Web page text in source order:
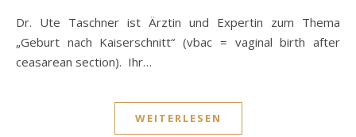
Dr. Ute Taschner ist Ärztin und Expertin zum Thema
„Geburt nach Kaiserschnitt“ (vbac = vaginal birth after
ceasarean section). Ihr…
WEITERLESEN